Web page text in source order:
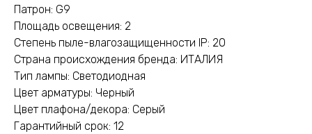
Патрон: G9
Площадь освещения: 2
Степень пыле-влагозащищенности IP: 20
Страна происхождения бренда: ИТАЛИЯ
Тип лампы: Светодиодная
Цвет арматуры: Черный
Цвет плафона/декора: Серый
Гарантийный срок: 12